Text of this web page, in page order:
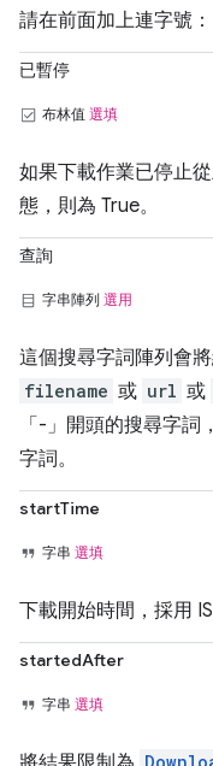
請在前面加上連字號
已暫停
布林值 選填
如果下載作業已停止
態，則為 True。
查詢
字串陣列 選用
這個搜尋字詞陣列會
filename 或 url 或
「-」開頭的搜尋字
字詞。
startTime
字串 選填
下載開始時間，採用
startedAfter
字串 選填